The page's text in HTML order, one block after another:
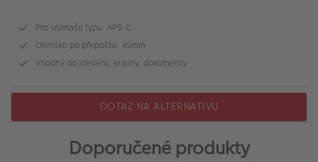
Pro snímače typu: APS-C
Ohnisko po přepočtu: 45mm
Vhodný do ateliéru, krajiny, dokumenty
DOTAZ NA ALTERNATIVU
Doporučené produkty